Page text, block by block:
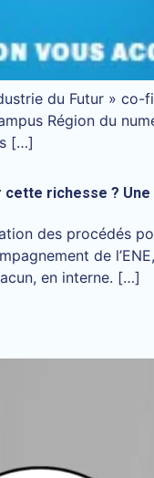
du Futur » co-
Région du
[…]
richesse ? Une
des procédés
de
en interne. […]